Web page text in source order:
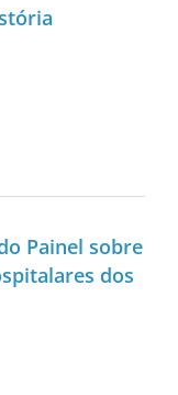
Painel sobre
dos